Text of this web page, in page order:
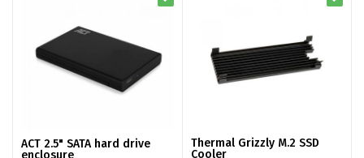
ACT 2.5" SATA hard drive
Thermal Grizzly M.2 SSD
Cooler